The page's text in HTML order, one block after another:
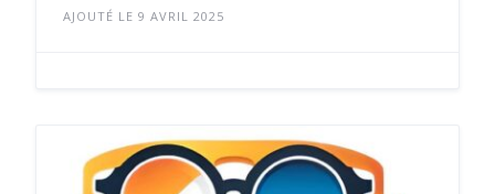
AJOUTÉ LE 9 AVRIL 2025